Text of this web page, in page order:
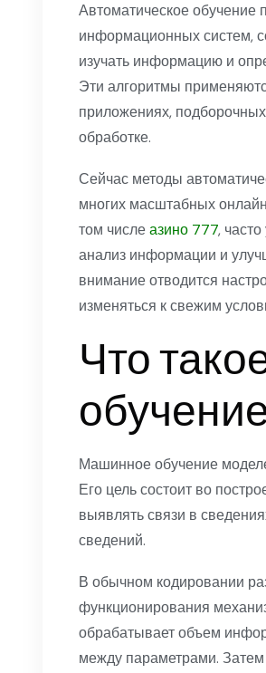
Автоматическое обучение
информационных систем,
изучать информацию и
Эти алгоритмы
приложениях,
обработке.
Сейчас методы
многих масштабных
том числеазино 777,
анализ информации и
внимание отводится
изменяться к свежим
Что
Машинное обучение
Его цель состоит во
выявлять связи в
сведений.
В обычном кодировании
функционирования
обрабатывает объем
между параметрами. Затем